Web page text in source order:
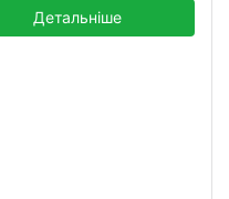
Детальніше